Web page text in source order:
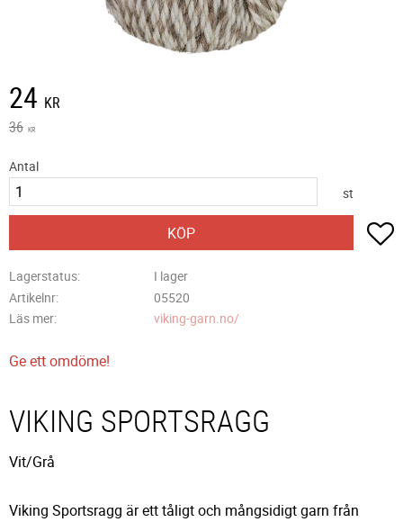
Nedsatt pris:
24 KR
Ordinarie pris:
36 KR
Antal
st
KÖP
Lagerstatus
I lager
Artikelnr
05520
Läs mer
viking-garn.no/
Ge ett omdöme!
VIKING SPORTSRAGG
Vit/Grå
Viking Sportsragg är ett tåligt och mångsidigt garn från